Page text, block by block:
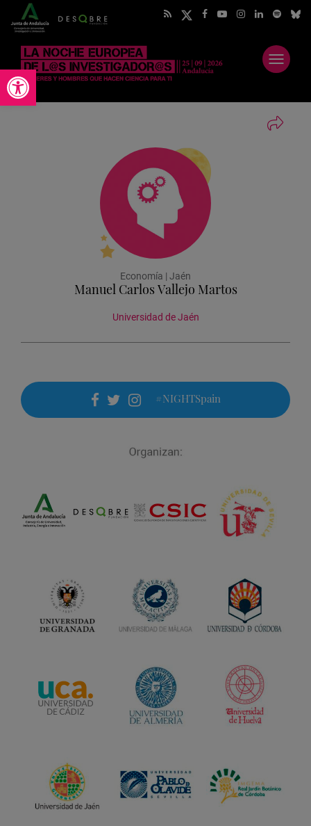
Abrir barra de herramientas
Abrir
menú
Economía | Jaén
Manuel Carlos Vallejo Martos
Universidad de Jaén
facebook
twitter
instagram
#NIGHTSpain